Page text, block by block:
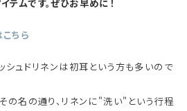
ムです。ぜひお早めに！
ちら
シュドリネンは初耳という方も多いので
その名の通り、リネンに"洗い"という行程